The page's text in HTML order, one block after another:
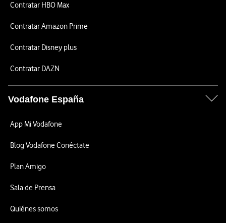
Contratar HBO Max
Contratar Amazon Prime
Contratar Disney plus
Contratar DAZN
Vodafone España
App Mi Vodafone
Blog Vodafone Conéctate
Plan Amigo
Sala de Prensa
Quiénes somos